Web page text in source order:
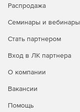
Распродажа
Семинары и вебинары
Стать партнером
Вход в ЛК партнера
О компании
Вакансии
Помощь